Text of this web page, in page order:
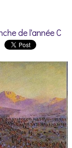
de l'année C